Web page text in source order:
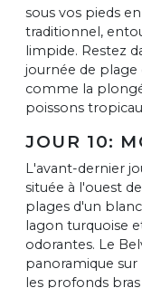
sous vos pieds
traditionnel,
limpide. Restez
journée de
comme la
poissons
JOUR 10:
L'avant-dernier
située à l'ouest
plages d'un
lagon turquoise
odorantes. Le
panoramique
les profonds